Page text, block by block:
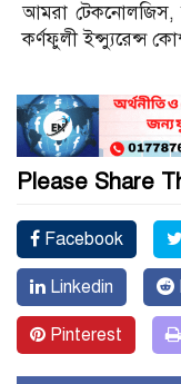
আমরা টেকনোলজিস,
কর্ণফুলী ইন্স্যুরেন্স
Please Share
Facebook
Linkedin
Pinterest